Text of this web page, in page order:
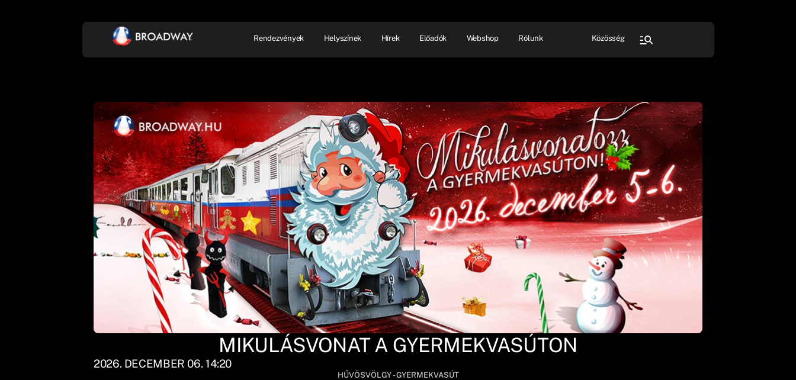
Rendezvények Helyszínek Hírek Előadók Webshop Rólunk Közösség
Összes rendezvény
MIKULÁSVONAT A GYERMEKVASÚTON
2026. DECEMBER 06. 14:20
HŰVÖSVÖLGY - GYERMEKVASÚT